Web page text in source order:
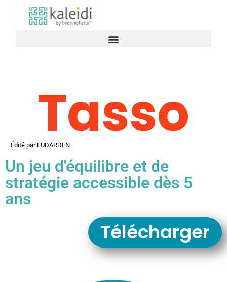
Tasso
Édité par LUDARDEN
Un jeu d'équilibre et de
stratégie accessible dès 5
ans
Télécharger